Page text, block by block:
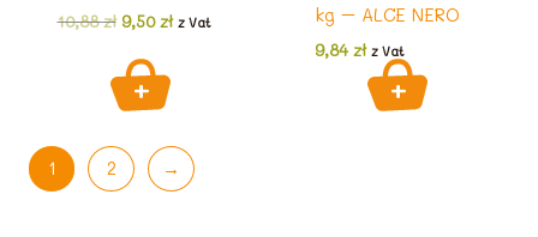
10,88zł Pierwotna
wynosiła:
10,88 zł.
9,50złAktualna
z Vat
kg – ALCE NERO
9,84 zł z Vat
1 2 →